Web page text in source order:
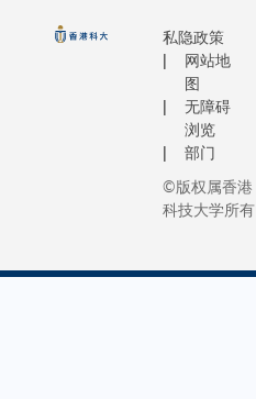
私隐政策
网站地
图
无障碍
浏览
部门
©版权属香港
科技大学所有